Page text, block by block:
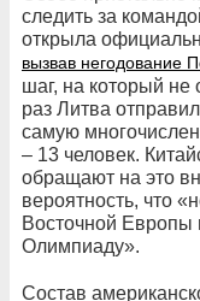
следить за
открыла
вызвав негодование
шаг, на который
раз Литва
самую
– 13 человек.
обращают на это
вероятность, что
Восточной Европы
Олимпиаду».
Состав